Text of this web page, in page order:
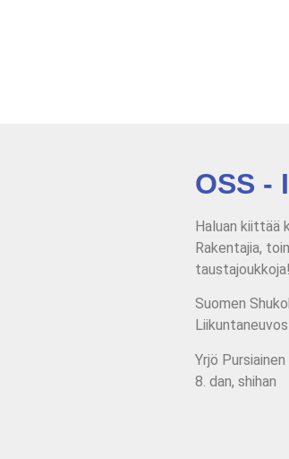
OSS -
Haluan kiittää
Rakentajia,
taustajoukkoja!
Suomen
Liikuntaneuvos
Yrjö Pursiainen
8. dan, shihan